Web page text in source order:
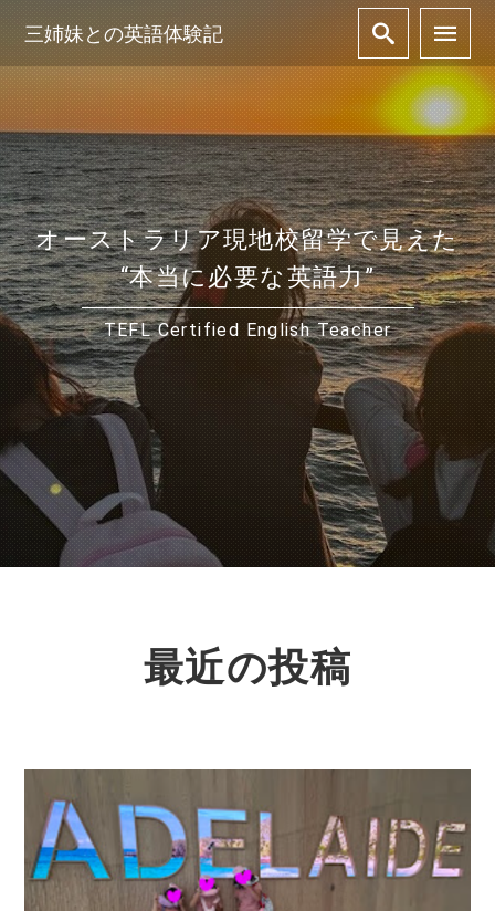
三姉妹との英語体験記
オーストラリア現地校留学で見えた
“本当に必要な英語力”
TEFL Certified English Teacher
最近の投稿